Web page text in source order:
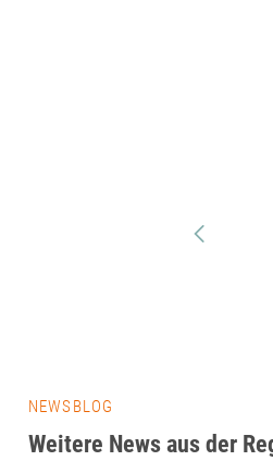
NEWSBLOG
Weitere News aus der